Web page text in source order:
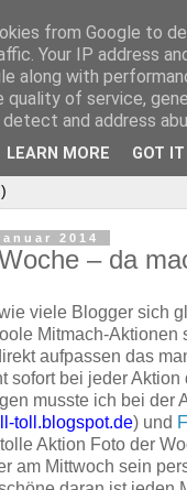
2014
– da
viele Blogger sich
Mitmach-Aktionen
aufpassen das
sofort bei jeder Aktion
musste ich bei der
toll.blogspot.de) und
Aktion Foto der
am Mittwoch sein
from Google to
Your IP address
along with
quality of service,
and address
LEARN MORE GOT IT